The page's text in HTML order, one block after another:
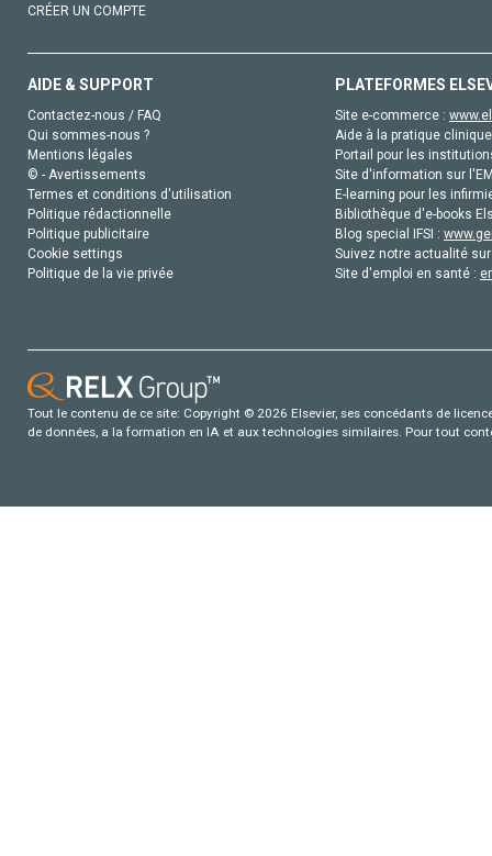
CRÉER UN COMPTE
AIDE & SUPPORT
Contactez-nous / FAQ
Qui sommes-nous ?
Mentions légales
© - Avertissements
Termes et conditions d'utilisation
Politique rédactionnelle
Politique publicitaire
Cookie settings
Politique de la vie privée
PLATEFORMES
Site e-commerce :
Aide à la pratique
Portail pour les
Site d'information sur
E-learning pour les
Bibliothèque d'e-books
Blog special IFSI :
Suivez notre actualité
Site d'emploi en santé :
Tout le contenu de ce site: Copyright © 2026 Elsevier, ses concédants de
de données, a la formation en IA et aux technologies similaires. Pour tout